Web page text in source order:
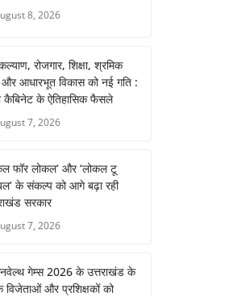
8, 2026
रोजगार, शिक्षा, श्रमिक
और आधारभूत विकास को नई गति :
कैबिनेट के ऐतिहासिक फैसले
7, 2026
फॉर लोकल’ और ‘लोकल टू
के संकल्प को आगे बढ़ा रही
सरकार
7, 2026
गेम्स 2026 के उत्तराखंड के
विजेताओं और प्रशिक्षकों को